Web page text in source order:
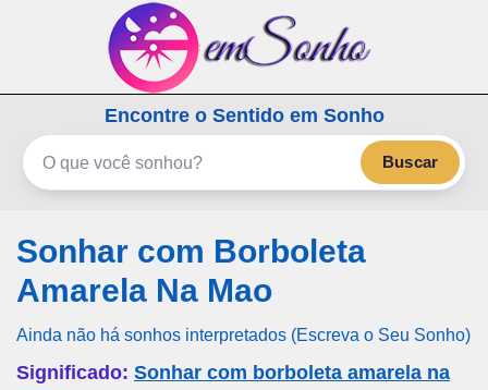
emSonho.com
Os sonhos significam mais
Encontre o Sentido em Sonho
Buscar
Sonhar com Borboleta
Amarela Na Mao
Ainda não há sonhos interpretados (Escreva o Seu Sonho)
Significado: Sonhar com borboleta amarela na